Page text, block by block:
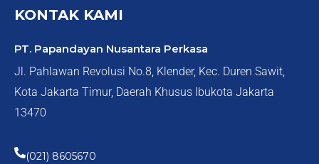
KONTAK KAMI
PT. Papandayan Nusantara Perkasa
Jl. Pahlawan Revolusi No.8, Klender, Kec. Duren Sawit,
Kota Jakarta Timur, Daerah Khusus Ibukota Jakarta
13470
(021) 8605670